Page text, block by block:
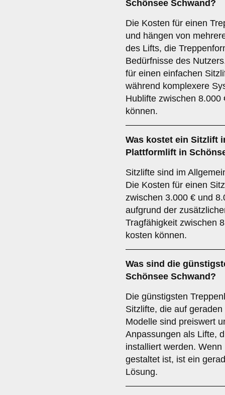
Schönsee Schwand?
Die Kosten für einen
und hängen von
des Lifts, die
Bedürfnisse des
für einen einfachen
während komplexere
Hublifte zwischen
können.
Was kostet ein Sitzlift
Plattformlift in
Sitzlifte sind im
Die Kosten für einen
zwischen 3.000 € und
aufgrund der
Tragfähigkeit zwischen
kosten können.
Was sind die
Schönsee Schwand?
Die günstigsten
Sitzlifte, die auf
Modelle sind preiswert
Anpassungen als Lifte,
installiert werden.
gestaltet ist, ist ein
Lösung.